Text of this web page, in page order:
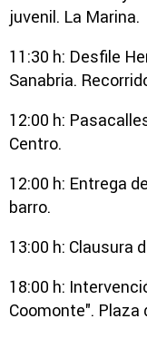
juvenil. La Marina.
11:30 h: Desfile
Sanabria.
12:00 h:
Centro.
12:00 h: Entrega
barro.
13:00 h: Clausura
18:00 h:
Coomonte". Plaza